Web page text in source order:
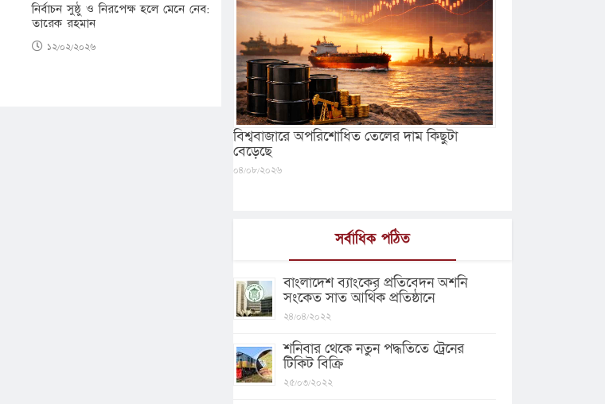
নির্বাচন সুষ্ঠু ও নিরপেক্ষ হলে মেনে নেব:
তারেক রহমান
১২/০২/২০২৬
বিশ্ববাজারে অপরিশোধিত তেলের দাম কিছুটা
বেড়েছে
০৪/০৮/২০২৬
সর্বাধিক পঠিত
বাংলাদেশ ব্যাংকের প্রতিবেদন অশনি
সংকেত সাত আর্থিক প্রতিষ্ঠানে
২৪/০৪/২০২২
শনিবার থেকে নতুন পদ্ধতিতে ট্রেনের
টিকিট বিক্রি
২৫/০৩/২০২২